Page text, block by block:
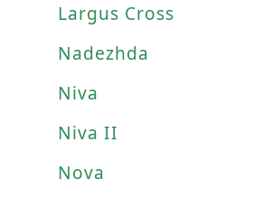
Largus Cross
Nadezhda
Niva
Niva II
Nova